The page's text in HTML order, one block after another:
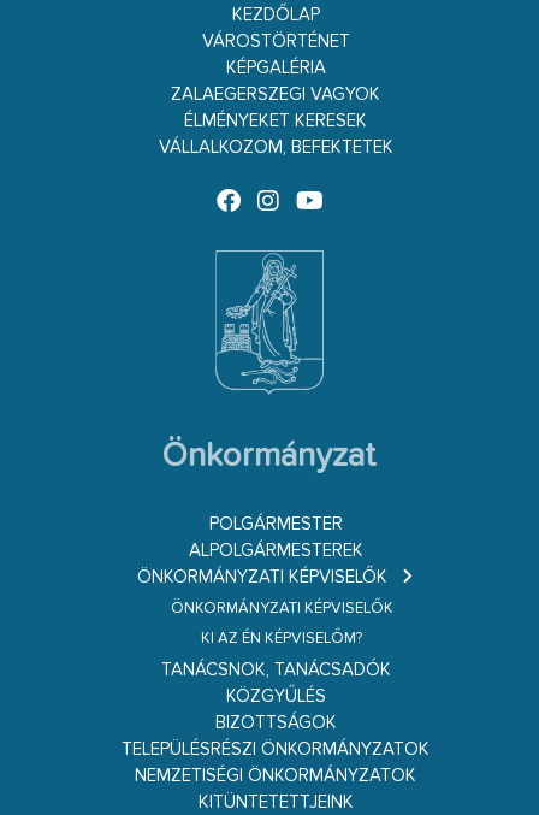
KEZDŐLAP
VÁROSTÖRTÉNET
KÉPGALÉRIA
ZALAEGERSZEGI VAGYOK
ÉLMÉNYEKET KERESEK
VÁLLALKOZOM, BEFEKTETEK
Önkormányzat
POLGÁRMESTER
ALPOLGÁRMESTEREK
ÖNKORMÁNYZATI KÉPVISELŐK
ÖNKORMÁNYZATI KÉPVISELŐK
KI AZ ÉN KÉPVISELŐM?
TANÁCSNOK, TANÁCSADÓK
KÖZGYŰLÉS
BIZOTTSÁGOK
TELEPÜLÉSRÉSZI ÖNKORMÁNYZATOK
NEMZETISÉGI ÖNKORMÁNYZATOK
KITÜNTETETTJEINK